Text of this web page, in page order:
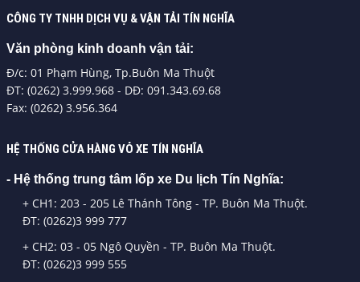
CÔNG TY TNHH DỊCH VỤ & VẬN TẢI TÍN NGHĨA
Văn phòng kinh doanh vận tải:
Đ/c: 01 Phạm Hùng, Tp.Buôn Ma Thuột
ĐT: (0262) 3.999.968 - DĐ: 091.343.69.68
Fax: (0262) 3.956.364
HỆ THỐNG CỬA HÀNG VỎ XE TÍN NGHĨA
- Hệ thống trung tâm lốp xe Du lịch Tín Nghĩa:
+ CH1: 203 - 205 Lê Thánh Tông - TP. Buôn Ma Thuột.
ĐT: (0262)3 999 777
+ CH2: 03 - 05 Ngô Quyền - TP. Buôn Ma Thuột.
ĐT: (0262)3 999 555